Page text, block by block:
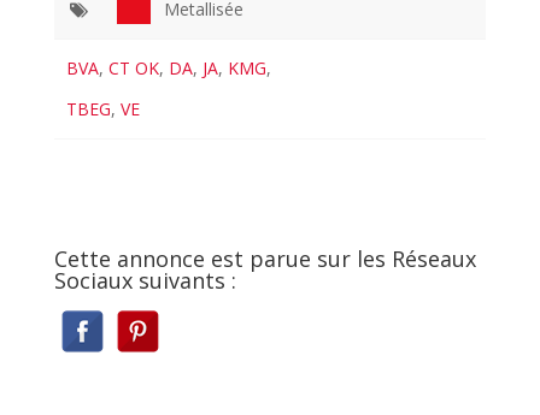
Metallisée
BVA,CT OK, DA, JA, KMG,
TBEG,VE
Cette annonce est parue sur les Réseaux
Sociaux suivants :